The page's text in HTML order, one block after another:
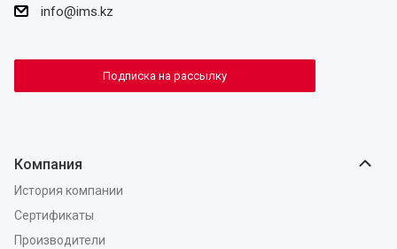
info@ims.kz
Подписка на рассылку
Компания
История компании
Сертификаты
Производители